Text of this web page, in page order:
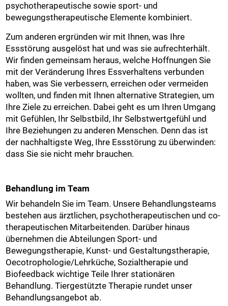
psychotherapeutische sowie sport- und
bewegungstherapeutische Elemente kombiniert.
Zum anderen ergründen wir mit Ihnen, was Ihre
Essstörung ausgelöst hat und was sie aufrechterhält.
Wir finden gemeinsam heraus, welche Hoffnungen Sie
mit der Veränderung Ihres Essverhaltens verbunden
haben, was Sie verbessern, erreichen oder vermeiden
wollten, und finden mit Ihnen alternative Strategien, um
Ihre Ziele zu erreichen. Dabei geht es um Ihren Umgang
mit Gefühlen, Ihr Selbstbild, Ihr Selbstwertgefühl und
Ihre Beziehungen zu anderen Menschen. Denn das ist
der nachhaltigste Weg, Ihre Essstörung zu überwinden:
dass Sie sie nicht mehr brauchen.
Behandlung im Team
Wir behandeln Sie im Team. Unsere Behandlungsteams
bestehen aus ärztlichen, psychotherapeutischen und co-
therapeutischen Mitarbeitenden. Darüber hinaus
übernehmen die Abteilungen Sport- und
Bewegungstherapie, Kunst- und Gestaltungstherapie,
Oecotrophologie/Lehrküche, Sozialtherapie und
Biofeedback wichtige Teile Ihrer stationären
Behandlung. Tiergestützte Therapie rundet unser
Behandlungsangebot ab.